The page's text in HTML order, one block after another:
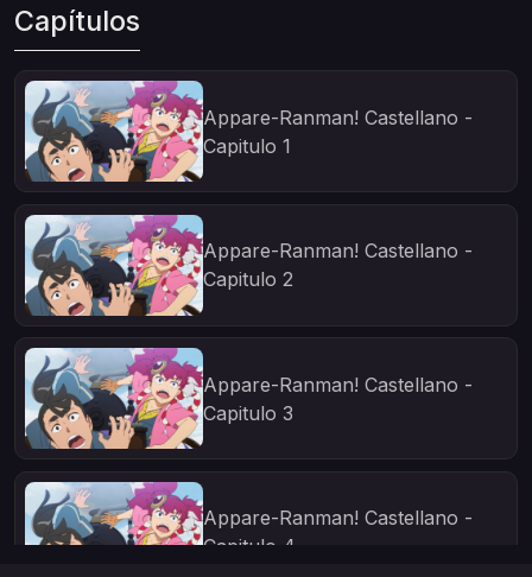
Capítulos
Appare-Ranman! Castellano -
Capitulo 1
Appare-Ranman! Castellano -
Capitulo 2
Appare-Ranman! Castellano -
Capitulo 3
Appare-Ranman! Castellano -
Capitulo 4